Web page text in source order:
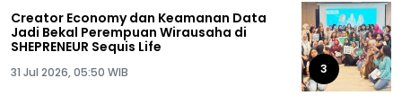
Creator Economy dan Keamanan Data
Jadi Bekal Perempuan Wirausaha di
SHEPRENEUR Sequis Life
31 Jul 2026, 05:50 WIB 3